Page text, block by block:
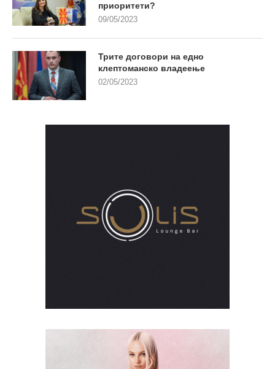
приоритети?
09/05/2023
Трите договори на едно
клептоманско владеење
02/05/2023